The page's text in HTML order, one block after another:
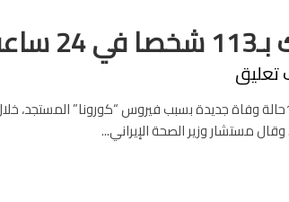
أعلنت إيران، أمس الأحد، تسجيل 113حالة وفاة جديدة بسبب فيروس “كورونا” المستجد،
مستشار وزير الصحة الإيراني...